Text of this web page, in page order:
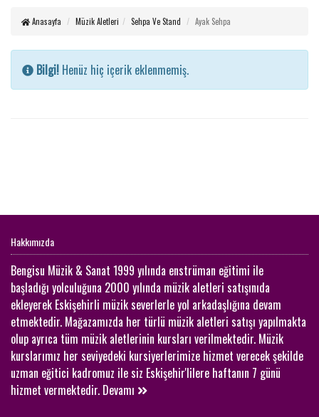
Anasayfa Müzik Aletleri Sehpa Ve Stand Ayak Sehpa
Bilgi! Henüz hiç içerik eklenmemiş.
Hakkımızda
Bengisu Müzik & Sanat 1999 yılında enstrüman eğitimi ile
başladığı yolculuğuna 2000 yılında müzik aletleri satışınıda
ekleyerek Eskişehirli müzik severlerle yol arkadaşlığına devam
etmektedir. Mağazamızda her türlü müzik aletleri satışı yapılmakta
olup ayrıca tüm müzik aletlerinin kursları verilmektedir. Müzik
kurslarımız her seviyedeki kursiyerlerimize hizmet verecek şekilde
uzman eğitici kadromuz ile siz Eskişehir'lilere haftanın 7 günü
hizmet vermektedir. Devamı